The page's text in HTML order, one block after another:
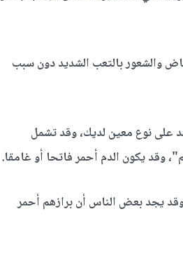
والشعور بالتعب الشديد دون سبب
على نوع معين لديك، وقد تشمل
وقد يكون الدم أحمر فاتحا أو غامقا.
وقد يجد بعض الناس أن برازهم أحمر